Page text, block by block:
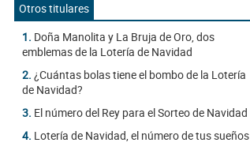
Otros titulares
1. Doña Manolita y La Bruja de Oro, dos
emblemas de la Lotería de Navidad
2. ¿Cuántas bolas tiene el bombo de la Lotería
de Navidad?
3. El número del Rey para el Sorteo de Navidad
4. Lotería de Navidad, el número de tus sueños